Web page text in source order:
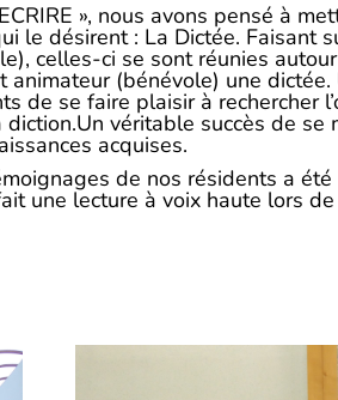
», nous avons pensé à
le désirent : La Dictée. Faisant
celles-ci se sont réunies
(bénévole) une
de se faire plaisir à rechercher
véritable succès de se
acquises.
de nos résidents a été
une lecture à voix haute lors